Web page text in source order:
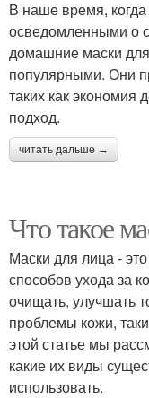
В наше время,
осведомленными о
домашние маски
популярными. Они
таких как экономия
подход.
читать дальше →
Что такое
Маски для лица -
способов ухода за
очищать, улучшать
проблемы кожи,
этой статье мы
какие их виды
использовать.